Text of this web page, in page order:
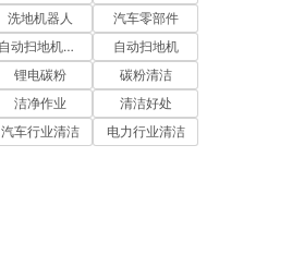
洗地机器人
汽车零部件
自动扫地机器人
自动扫地机
锂电碳粉
碳粉清洁
洁净作业
清洁好处
汽车行业清洁 电力行业清洁